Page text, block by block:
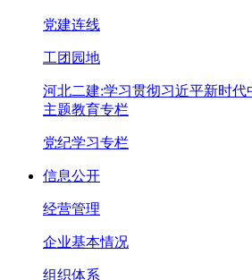
党建连线
工团园地
河北二建:学习贯彻习近平新时代
主题教育专栏
党纪学习专栏
信息公开
经营管理
企业基本情况
组织体系